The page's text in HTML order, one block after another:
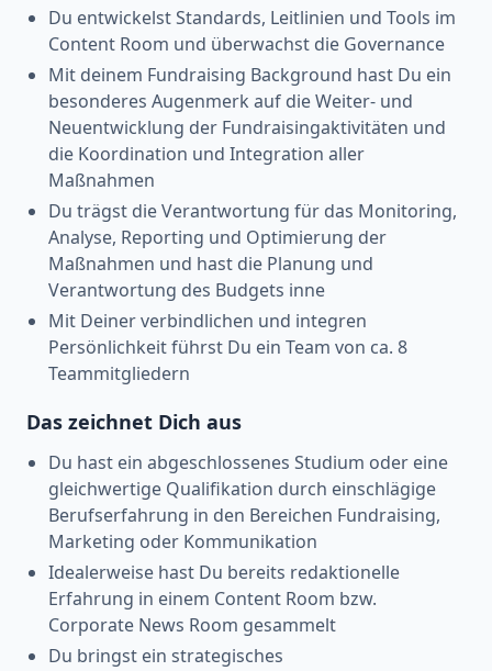
Du entwickelst Standards, Leitlinien und Tools im
Content Room und überwachst die Governance
Mit deinem Fundraising Background hast Du ein
besonderes Augenmerk auf die Weiter- und
Neuentwicklung der Fundraisingaktivitäten und
die Koordination und Integration aller
Maßnahmen
Du trägst die Verantwortung für das Monitoring,
Analyse, Reporting und Optimierung der
Maßnahmen und hast die Planung und
Verantwortung des Budgets inne
Mit Deiner verbindlichen und integren
Persönlichkeit führst Du ein Team von ca. 8
Teammitgliedern
Das zeichnet Dich aus
Du hast ein abgeschlossenes Studium oder eine
gleichwertige Qualifikation durch einschlägige
Berufserfahrung in den Bereichen Fundraising,
Marketing oder Kommunikation
Idealerweise hast Du bereits redaktionelle
Erfahrung in einem Content Room bzw.
Corporate News Room gesammelt
Du bringst ein strategisches